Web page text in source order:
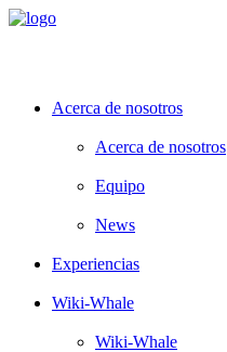
Acerca de nosotros
Acerca de nosotros
Equipo
News
Experiencias
Wiki-Whale
Wiki-Whale